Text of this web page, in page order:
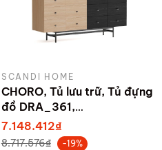
SCANDI HOME
CHORO, Tủ lưu trữ, Tủ đựng
đồ DRA_361,
160x40x98cm, Scandi
Home
7.148.412₫
8.717.576₫ -19%